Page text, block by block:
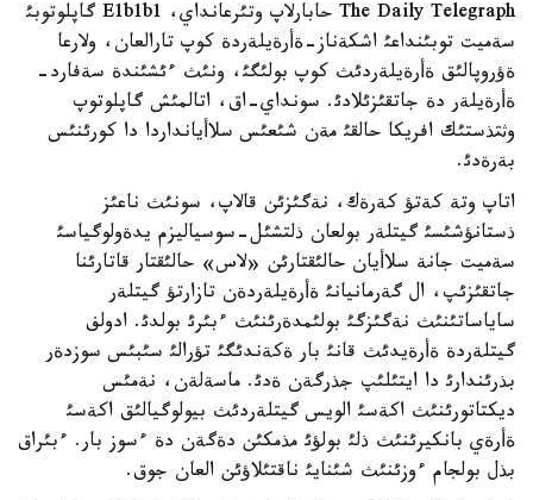
The Daily Telegraph حابارلاپ وتئرعانداي، E1b1b1 گاپلوتوبئ
سةميت توبئنداعئ اشكةناز-ةأرةيلةردة كوپ تارالعان، ولارعا
ةؤروپالئق ةأرةيلةردئث كوپ بولئگئ، ونئث ءئشئندة سةفارد-
ةأرةيلةر دة جاتقئزئلادئ. سونداي-اق، اتالمئش گاپلوتوپ
وثتذستئك افريكا حالقئ مةن شئعئس سلاأيانداردا دا كورئنئس
بةرةدئ.
اتاپ وتة كةتؤ كةرةك، نةگئزئن قالاپ، سونئث ناعئز
ذستانؤشئسئ گيتلةر بولعان ذلتشئل-سوسياليزم يدةولوگياسئ
سةميت جانة سلاأيان حالئقتارئن «لاس» حالئقتار قاتارئنا
جاتقئزئپ، ال گةرمانيانئ ةأرةيلةردةن تازارتؤ گيتلةر
ساياساتئنئث نةگئزگئ بولئمدةرئنئث ءبئرئ بولدئ. ادولف
گيتلةردة ةأرةيدئث قانئ بار ةكةندئگئ تؤرالئ سئبئس سوزدةر
بذرئندارئ دا ايتئلئپ جذرگةن ةدئ. ماسةلةن، نةمئس
ديكتاتورئنئث اكةسئ الويس گيتلةردئث بيولوگيالئق اكةسئ
ةأرةي بانكيرئنئث ذلئ بولؤئ مذمكئن دةگةن دة ءسوز بار. ءبئراق
بذل بولجام ءوزئنئث شئنايئ ناقتئلاؤئن العان جوق.